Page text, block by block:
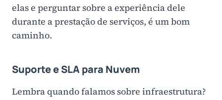
elas e perguntar sobre a experiência dele
durante a prestação de serviços, é um bom
caminho.
Suporte e SLA para Nuvem
Lembra quando falamos sobre infraestrutura?